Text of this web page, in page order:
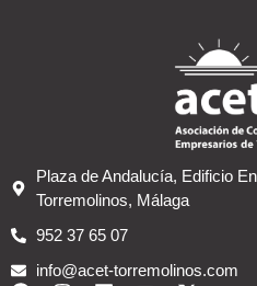
Plaza de Andalucía, Edificio
Torremolinos, Málaga
952 37 65 07
info@acet-torremolinos.com